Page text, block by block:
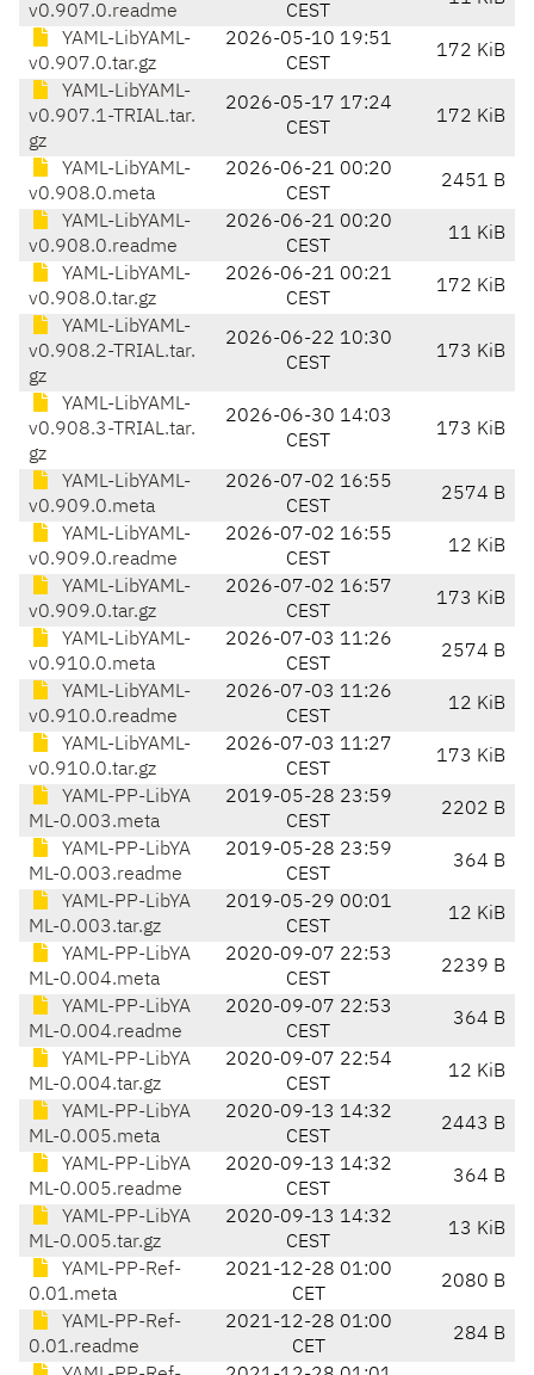
v0.907.0.readme CEST
YAML-LibYAML-
v0.907.0.tar.gz
2026-05-10 19:51
CEST
172 KiB
YAML-LibYAML-
v0.907.1-TRIAL.tar.
gz
2026-05-17 17:24
CEST
172 KiB
YAML-LibYAML-
v0.908.0.meta
2026-06-21 00:20
CEST
2451 B
YAML-LibYAML-
v0.908.0.readme
2026-06-21 00:20
CEST
11 KiB
YAML-LibYAML-
v0.908.0.tar.gz
2026-06-21 00:21
CEST
172 KiB
YAML-LibYAML-
v0.908.2-TRIAL.tar.
gz
2026-06-22 10:30
CEST
173 KiB
YAML-LibYAML-
v0.908.3-TRIAL.tar.
gz
2026-06-30 14:03
CEST
173 KiB
YAML-LibYAML-
v0.909.0.meta
2026-07-02 16:55
CEST
2574 B
YAML-LibYAML-
v0.909.0.readme
2026-07-02 16:55
CEST
12 KiB
YAML-LibYAML-
v0.909.0.tar.gz
2026-07-02 16:57
CEST
173 KiB
YAML-LibYAML-
v0.910.0.meta
2026-07-03 11:26
CEST
2574 B
YAML-LibYAML-
v0.910.0.readme
2026-07-03 11:26
CEST
12 KiB
YAML-LibYAML-
v0.910.0.tar.gz
2026-07-03 11:27
CEST
173 KiB
YAML-PP-LibYA
ML-0.003.meta
2019-05-28 23:59
CEST
2202 B
YAML-PP-LibYA
ML-0.003.readme
2019-05-28 23:59
CEST
364 B
YAML-PP-LibYA
ML-0.003.tar.gz
2019-05-29 00:01
CEST
12 KiB
YAML-PP-LibYA
ML-0.004.meta
2020-09-07 22:53
CEST
2239 B
YAML-PP-LibYA
ML-0.004.readme
2020-09-07 22:53
CEST
364 B
YAML-PP-LibYA
ML-0.004.tar.gz
2020-09-07 22:54
CEST
12 KiB
YAML-PP-LibYA
ML-0.005.meta
2020-09-13 14:32
CEST
2443 B
YAML-PP-LibYA
ML-0.005.readme
2020-09-13 14:32
CEST
364 B
YAML-PP-LibYA
ML-0.005.tar.gz
2020-09-13 14:32
CEST
13 KiB
YAML-PP-Ref-
0.01.meta
2021-12-28 01:00
CET
2080 B
YAML-PP-Ref-
0.01.readme
2021-12-28 01:00
CET
284 B